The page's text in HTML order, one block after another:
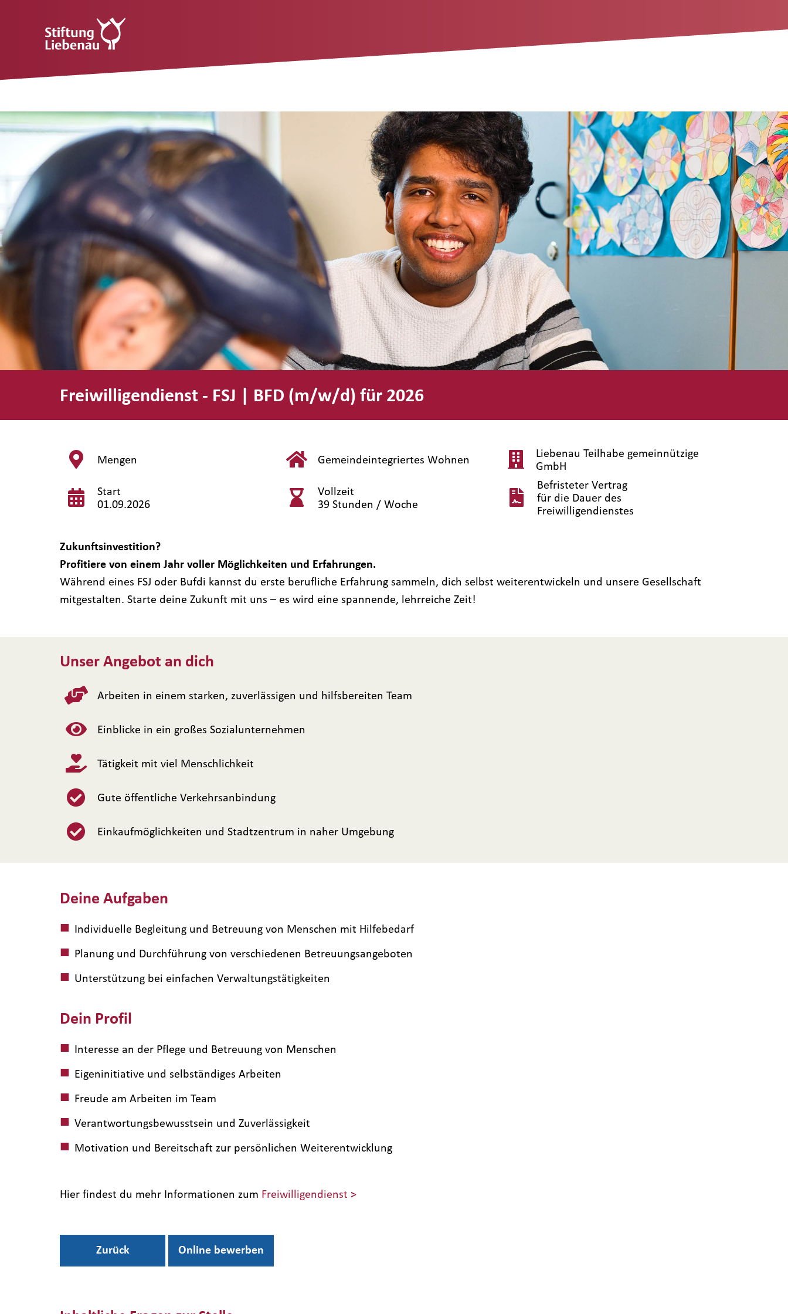
Freiwilligendienst - FSJ | BFD (m/w/d) für 2026
Mengen Gemeindeintegriertes Wohnen
Liebenau Teilhabe gemeinnützige
GmbH
Start
01.09.2026
Vollzeit
39 Stunden / Woche
Befristeter Vertrag
für die Dauer des
Freiwilligendienstes
Zukunftsinvestition?
Profitiere von einem Jahr voller Möglichkeiten und Erfahrungen.
Während eines FSJ oder Bufdi kannst du erste berufliche Erfahrung sammeln, dich selbst weiterentwickeln und unsere Gesellschaft
mitgestalten. Starte deine Zukunft mit uns – es wird eine spannende, lehrreiche Zeit!
Deine Aufgaben
Individuelle Begleitung und Betreuung von Menschen mit Hilfebedarf
Planung und Durchführung von verschiedenen Betreuungsangeboten
Unterstützung bei einfachen Verwaltungstätigkeiten
Dein Profil
Interesse an der Pflege und Betreuung von Menschen
Eigeninitiative und selbständiges Arbeiten
Freude am Arbeiten im Team
Verantwortungsbewusstsein und Zuverlässigkeit
Motivation und Bereitschaft zur persönlichen Weiterentwicklung
Hier findest du mehr Informationen zum Freiwilligendienst >
Unser Angebot an dich
Arbeiten in einem starken, zuverlässigen und hilfsbereiten Team
Einblicke in ein großes Sozialunternehmen
Tätigkeit mit viel Menschlichkeit
Gute öffentliche Verkehrsanbindung
Einkaufmöglichkeiten und Stadtzentrum in naher Umgebung
Zurück Online bewerben